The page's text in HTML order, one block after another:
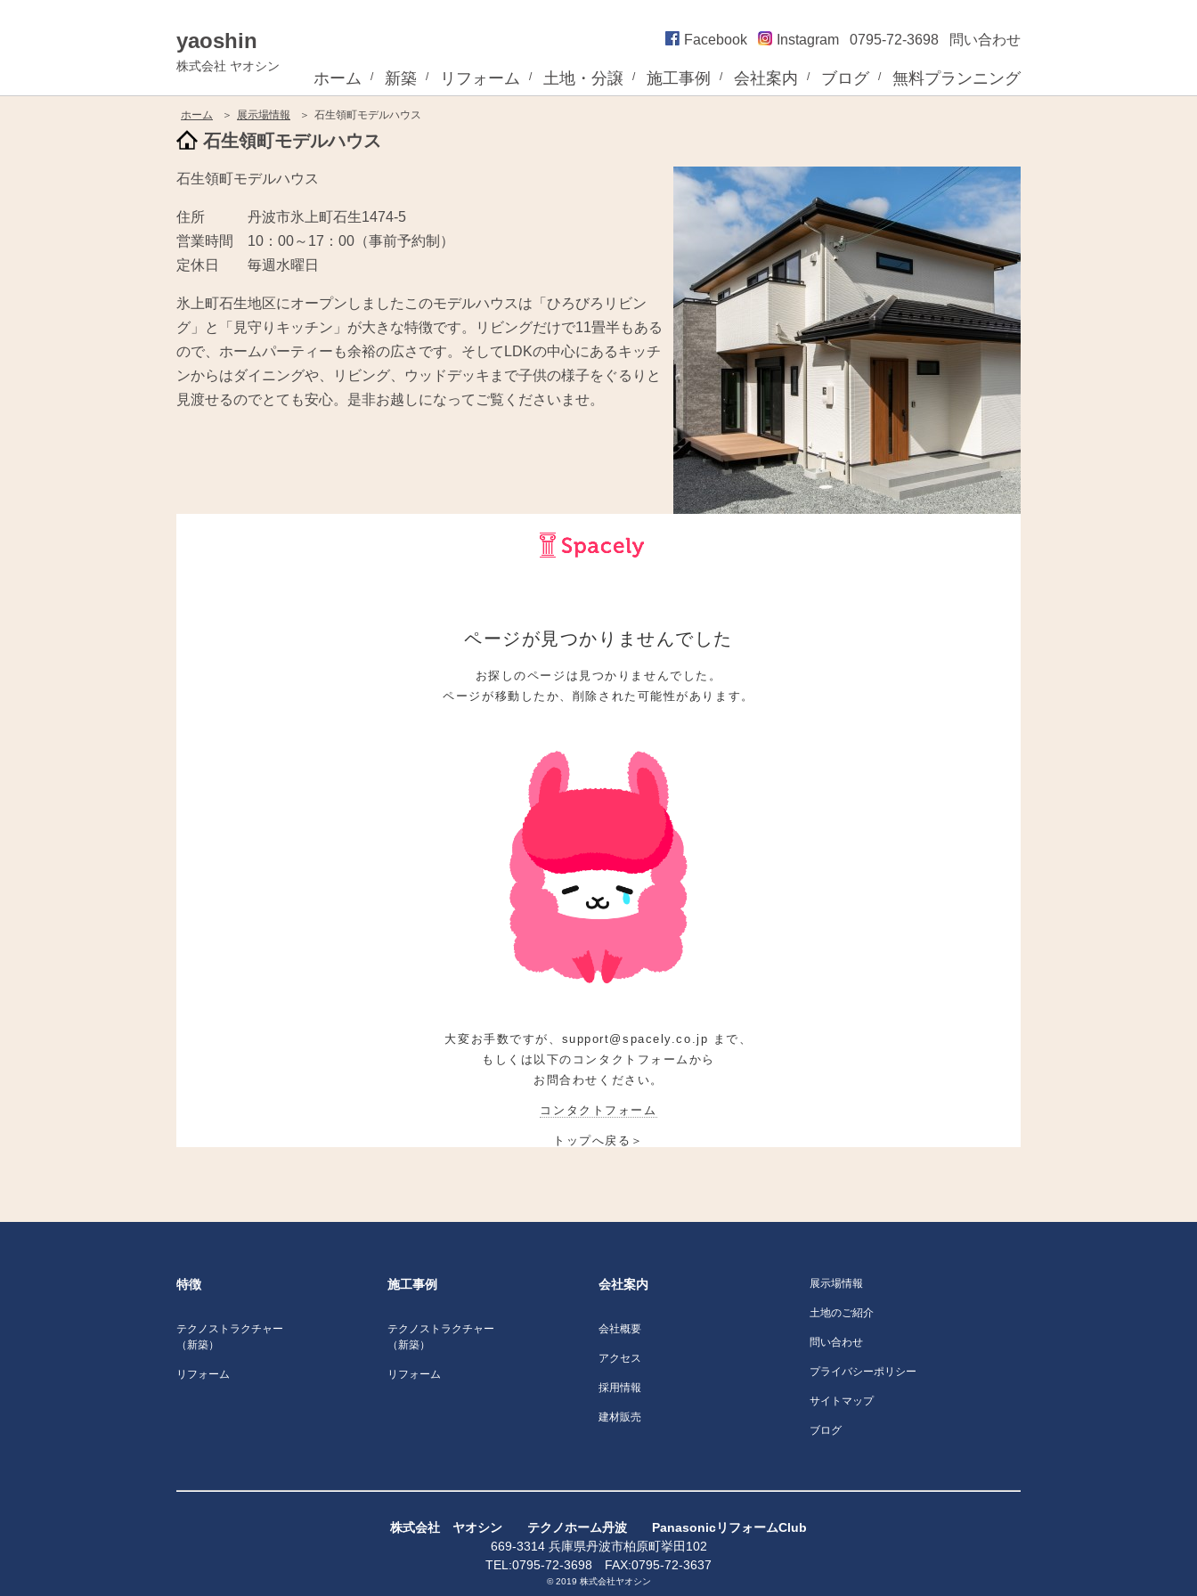
yaoshin
株式会社 ヤオシン
Facebook Instagram 0795-72-3698 問い合わせ
ホーム 新築 リフォーム 土地・分譲 施工事例 会社案内 ブログ 無料プランニング
ホーム 展示場情報 石生領町モデルハウス
石生領町モデルハウス
石生領町モデルハウス
住所 丹波市氷上町石生1474-5
営業時間 10：00～17：00（事前予約制）
定休日 毎週水曜日
氷上町石生地区にオープンしましたこのモデルハウスは「ひろびろリビン
グ」と「見守りキッチン」が大きな特徴です。リビングだけで11畳半もある
ので、ホームパーティーも余裕の広さです。そしてLDKの中心にあるキッチ
ンからはダイニングや、リビング、ウッドデッキまで子供の様子をぐるりと
見渡せるのでとても安心。是非お越しになってご覧くださいませ。
特徴
テクノストラクチャー
（新築）
リフォーム
施工事例
テクノストラクチャー
（新築）
リフォーム
会社案内
会社概要
アクセス
採用情報
建材販売
展示場情報
土地のご紹介
問い合わせ
プライバシーポリシー
サイトマップ
ブログ
株式会社 ヤオシン テクノホーム丹波 PanasonicリフォームClub
669-3314 兵庫県丹波市柏原町挙田102
TEL:0795-72-3698 FAX:0795-72-3637
© 2019 株式会社ヤオシン